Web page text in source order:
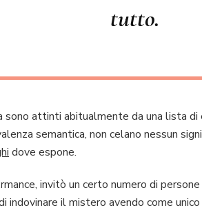
tutto.
attinti abitualmente da una lista di
semantica, non celano nessun
dove espone.
invitò un certo numero di
il mistero avendo come